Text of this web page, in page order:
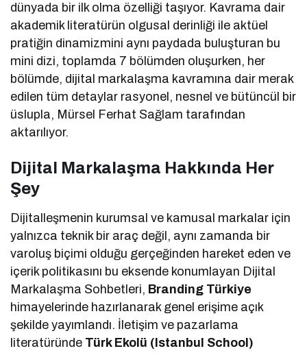
dünyada bir ilk olma özelliği taşıyor. Kavrama dair
akademik literatürün olgusal derinliği ile aktüel
pratiğin dinamizmini aynı paydada buluşturan bu
mini dizi, toplamda 7 bölümden oluşurken, her
bölümde, dijital markalaşma kavramına dair merak
edilen tüm detaylar rasyonel, nesnel ve bütüncül bir
üslupla, Mürsel Ferhat Sağlam tarafından
aktarılıyor.
Dijital Markalaşma Hakkında Her
Şey
Dijitalleşmenin kurumsal ve kamusal markalar için
yalnızca teknik bir araç değil, aynı zamanda bir
varoluş biçimi olduğu gerçeğinden hareket eden ve
içerik politikasını bu eksende konumlayan Dijital
Markalaşma Sohbetleri, Branding Türkiye
himayelerinde hazırlanarak genel erişime açık
şekilde yayımlandı. İletişim ve pazarlama
literatüründe Türk Ekolü (Istanbul School)